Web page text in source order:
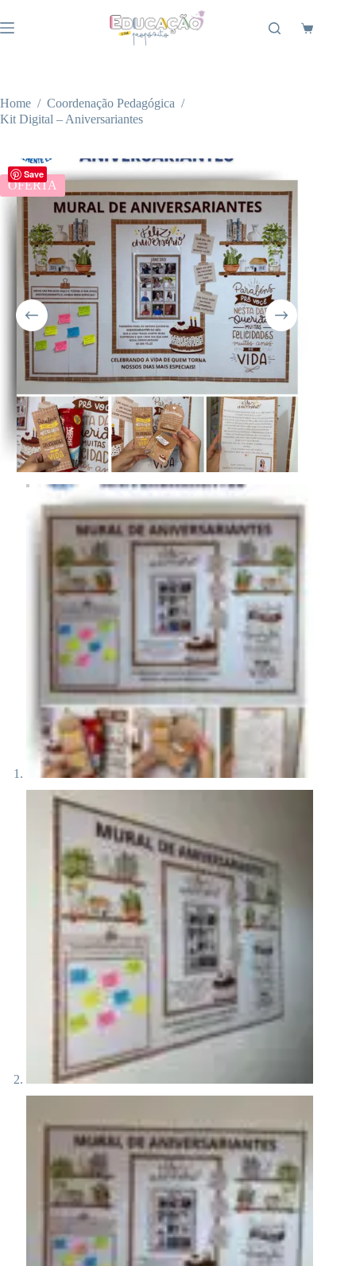
para
o
Carrinho
Home / Coordenação Pedagógica /
Kit Digital – Aniversariantes
Save
OFERTA